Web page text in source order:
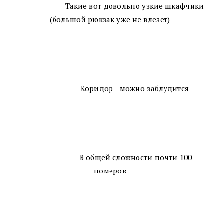
Такие вот довольно узкие шкафчики
(большой рюкзак уже не влезет)
Коридор - можно заблудится
В общей сложности почти 100
номеров